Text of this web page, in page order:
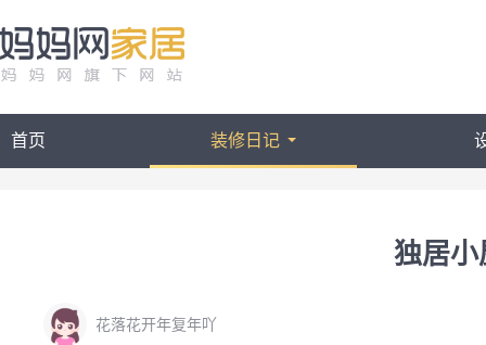
首页 装修日记
独居小
花落花开年复年吖